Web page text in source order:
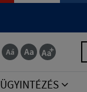
ÜGYINTÉZÉS